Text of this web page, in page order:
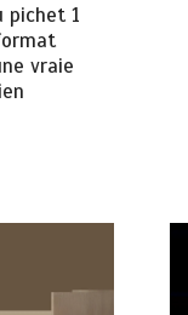
pichet 1
vraie